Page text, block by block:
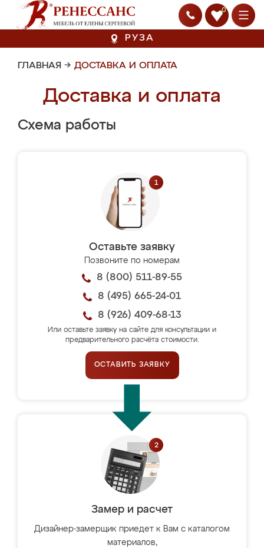
0
РУЗА
ГЛАВНАЯ → ДОСТАВКА И ОПЛАТА
Доставка и оплата
Схема работы
Оставьте заявку
Позвоните по номерам
8 (800) 511-89-55
8 (495) 665-24-01
8 (926) 409-68-13
Или оставьте заявку на сайте для консультации и
предварительного расчёта стоимости.
ОСТАВИТЬ ЗАЯВКУ
Замер и расчет
Дизайнер-замерщик приедет к Вам с каталогом
материалов,